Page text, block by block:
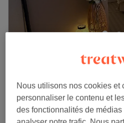
589 avis
Massage du corps chinois
55 min - 1 h 30 min
Je veux en savoir plus
Nous utilisons nos cookies et
personnaliser le contenu et
des fonctionnalités de